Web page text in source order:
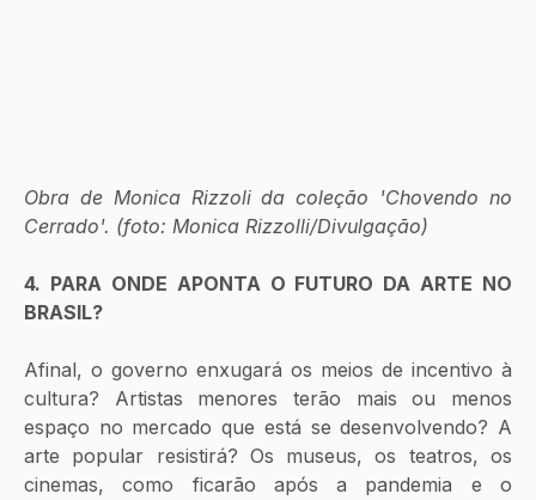
Obra de Monica Rizzoli da coleção 'Chovendo no
Cerrado'. (foto: Monica Rizzolli/Divulgação)
4. PARA ONDE APONTA O FUTURO DA ARTE NO
BRASIL?
Afinal, o governo enxugará os meios de incentivo à
cultura? Artistas menores terão mais ou menos
espaço no mercado que está se desenvolvendo? A
arte popular resistirá? Os museus, os teatros, os
cinemas, como ficarão após a pandemia e o